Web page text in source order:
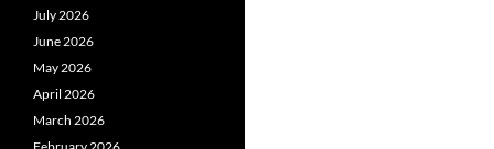
July 2026
June 2026
May 2026
April 2026
March 2026